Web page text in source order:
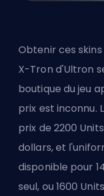
Obtenir ces
X-Tron d'Ultron
boutique du jeu
prix est inconnu.
prix de 2200
dollars, et
disponible pour
seul, ou 1600